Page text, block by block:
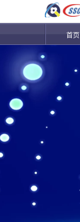
首页